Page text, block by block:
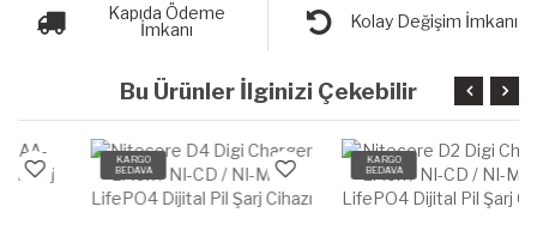
Kapıda Ödeme
İmkanı
Kolay Değişim İmkanı
Bu Ürünler İlginizi Çekebilir
KARGO
KARGO